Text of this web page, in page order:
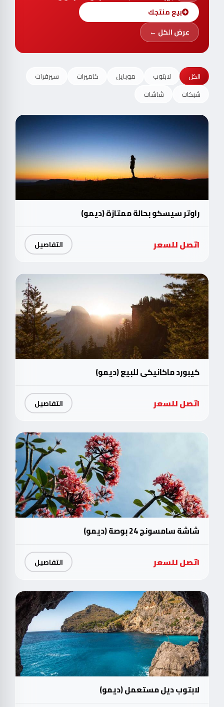
بيع منتجك
عرض الكل ←
الكل لابتوب موبايل كاميرات
سيرفرات
شبكات
شاشات
راوتر سيسكو بحالة ممتازة (ديمو)
اتصل للسعر التفاصيل
كيبورد ماكانيكي للبيع (ديمو)
اتصل للسعر التفاصيل
شاشة سامسونج 24 بوصة (ديمو)
اتصل للسعر التفاصيل
لابتوب ديل مستعمل (ديمو)